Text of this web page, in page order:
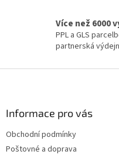
Více než 6000
PPL a GLS
partnerská
Informace pro vás
Obchodní podmínky
Poštovné a doprava